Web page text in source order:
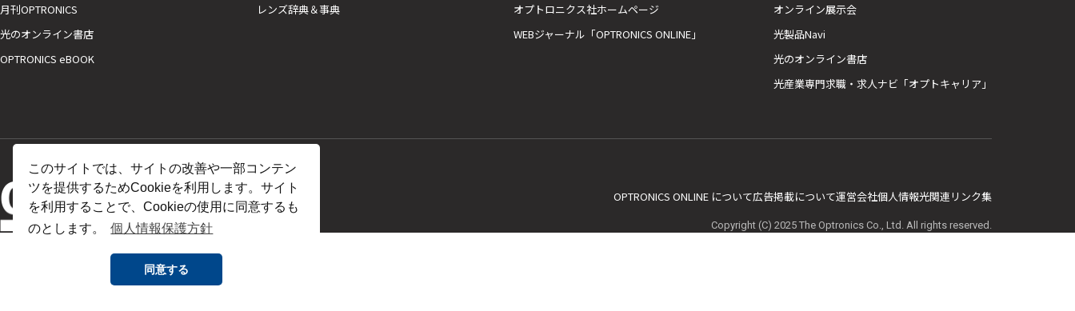
このサイトでは、サイトの改善や一部コンテン
ツを提供するためCookieを利用します。サイト
を利用することで、Cookieの使用に同意するも
のとします。
個人情報保護方針
同意する
月刊OPTRONICS
光のオンライン書店
OPTRONICS eBOOK
レンズ辞典＆事典
オプトロニクス社ホームページ
WEBジャーナル「OPTRONICS ONLINE」
オンライン展示会
光製品Navi
光のオンライン書店
光産業専門求職・求人ナビ「オプトキャリア」
OPTRONICS ONLINE について広告掲載について運営会社個人情報光関連リンク集
Copyright (C) 2025 The Optronics Co., Ltd. All rights reserved.